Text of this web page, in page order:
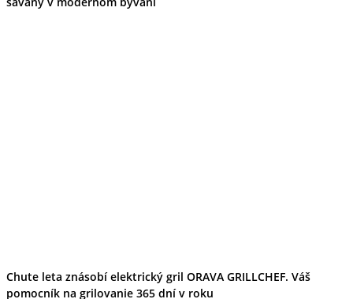
Chute leta znásobí elektrický gril ORAVA GRILLCHEF. Váš
pomocník na grilovanie 365 dní v roku